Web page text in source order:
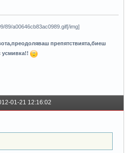
89/a00646cb83ac0989.gif[/img]
препятствията,биеш
усмивка!!
01-21 12:16:02